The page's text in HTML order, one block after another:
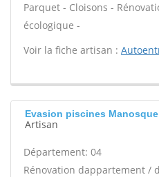
Parquet - Cloisons -
écologique -
Voir la fiche artisan :
Evasion piscines Manosque
Artisan
Département: 04
Rénovation dappartement /